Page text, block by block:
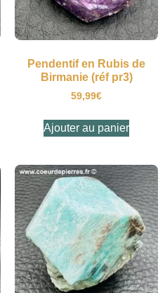
Pendentif en Rubis de
Birmanie (réf pr3)
59,99€
Ajouter au panier